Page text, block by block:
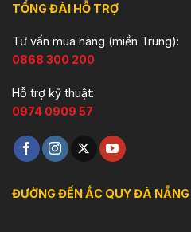
TỔNG ĐÀI HỖ TRỢ
Tư vấn mua hàng (miền Trung):
0868 300 200
Hỗ trợ kỹ thuật:
0974 0909 57
ĐƯỜNG ĐẾN ẮC QUY ĐÀ NẴNG